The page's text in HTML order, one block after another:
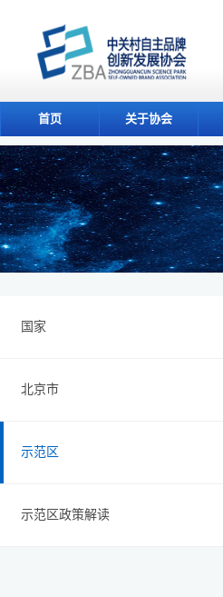
首页 关于协会
国家
北京市
示范区
示范区政策解读